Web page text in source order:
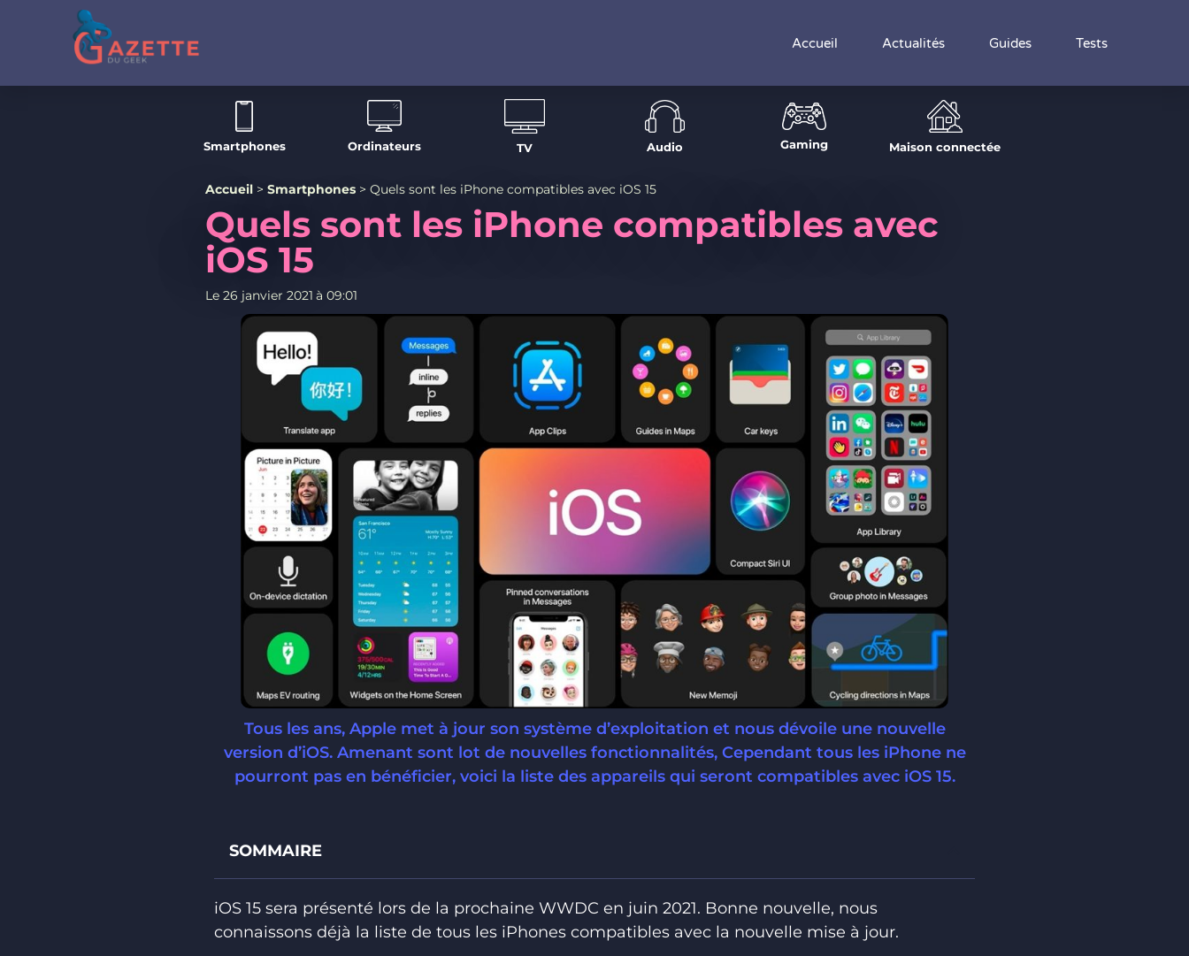
Accueil Actualités Guides Tests
Smartphones Ordinateurs TV Audio Gaming Maison connectée
Accueil > Smartphones > Quels sont les iPhone compatibles avec iOS 15
Quels sont les iPhone compatibles avec
iOS 15
Le 26 janvier 2021 à 09:01
Tous les ans, Apple met à jour son système d’exploitation et nous dévoile une nouvelle
version d’iOS. Amenant sont lot de nouvelles fonctionnalités, Cependant tous les iPhone ne
pourront pas en bénéficier, voici la liste des appareils qui seront compatibles avec iOS 15.
SOMMAIRE
iOS 15 sera présenté lors de la prochaine WWDC en juin 2021. Bonne nouvelle, nous
connaissons déjà la liste de tous les iPhones compatibles avec la nouvelle mise à jour.